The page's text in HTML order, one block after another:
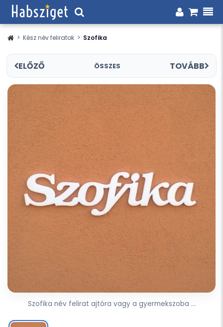
> Kész név feliratok > Szofika
ELŐZŐ ÖSSZES TOVÁBB
Szofika név felirat ajtóra vagy a gyermekszoba ...